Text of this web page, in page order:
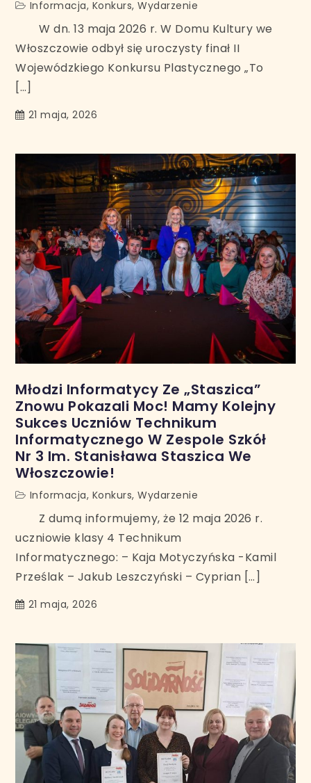
Informacja, Konkurs,Wydarzenie
W dn. 13 maja 2026 r. W Domu Kultury we
Włoszczowie odbył się uroczysty finał II
Wojewódzkiego Konkursu Plastycznego „To
[…]
21 maja, 2026
Młodzi Informatycy Ze „Staszica”
Znowu Pokazali Moc! Mamy Kolejny
Sukces Uczniów Technikum
Informatycznego W Zespole Szkół
Nr 3 Im. Stanisława Staszica We
Włoszczowie!
Informacja, Konkurs,Wydarzenie
Z dumą informujemy, że 12 maja 2026 r.
uczniowie klasy 4 Technikum
Informatycznego: – Kaja Motyczyńska -Kamil
Prześlak – Jakub Leszczyński – Cyprian […]
21 maja, 2026